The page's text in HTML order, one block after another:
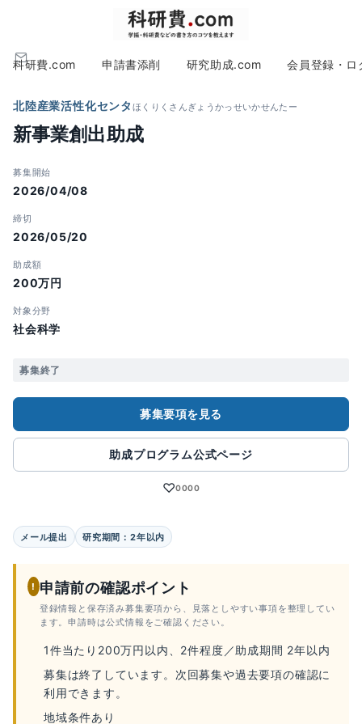
科研費.com 申請書添削 研究助成.com 会員登録・ロ
北陸産業活性化センタ ほくりくさんぎょうかっせいかせんたー
新事業創出助成
募集開始
2026/04/08
締切
2026/05/20
助成額
200万円
対象分野
社会科学
募集終了
募集要項を見る
助成プログラム公式ページ
♡0000
メール提出 研究期間：2年以内
! 申請前の確認ポイント
登録情報と保存済み募集要項から、見落としやすい事項を整理してい
ます。申請時は公式情報をご確認ください。
1件当たり200万円以内、2件程度／助成期間 2年以内
募集は終了しています。次回募集や過去要項の確認に
利用できます。
地域条件あり